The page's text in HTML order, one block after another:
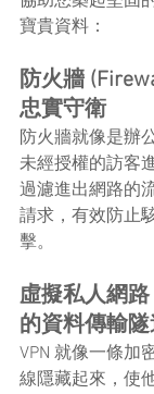
寶貴資料：
防火牆
忠實守衛
防火牆就像是辦
未經授權的訪客
過濾進出網路的
請求，有效防止
擊。
虛擬私人網路
的資料傳輸
VPN 就像一條加
線隱藏起來，使